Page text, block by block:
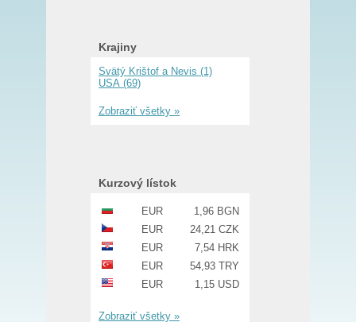
Krajiny
Svätý Krištof a Nevis (1)
USA (69)
Zobraziť všetky »
Kurzový lístok
EUR
1,96 BGN
EUR
24,21 CZK
EUR
7,54 HRK
EUR
54,93 TRY
EUR
1,15 USD
Zobraziť všetky »